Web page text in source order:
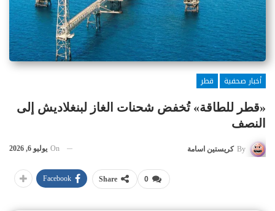
أخبار صحفية
قطر
«قطر للطاقة» تُخفض شحنات الغاز لبنغلاديش إلى
النصف
By كريستين اسامة On يوليو 6, 2026
0
Share
Facebook